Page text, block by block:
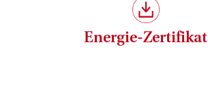
Energie-Zertifikat